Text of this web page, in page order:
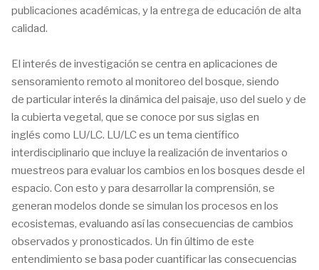
publicaciones académicas, y la entrega de educación de alta
calidad.
El interés de investigación se centra en aplicaciones de
sensoramiento remoto al monitoreo del bosque, siendo
de particular interés la dinámica del paisaje, uso del suelo y de
la cubierta vegetal, que se conoce por sus siglas en
inglés como LU/LC. LU/LC es un tema científico
interdisciplinario que incluye la realización de inventarios o
muestreos para evaluar los cambios en los bosques desde el
espacio. Con esto y para desarrollar la comprensión, se
generan modelos donde se simulan los procesos en los
ecosistemas, evaluando así las consecuencias de cambios
observados y pronosticados. Un fin último de este
entendimiento se basa poder cuantificar las consecuencias